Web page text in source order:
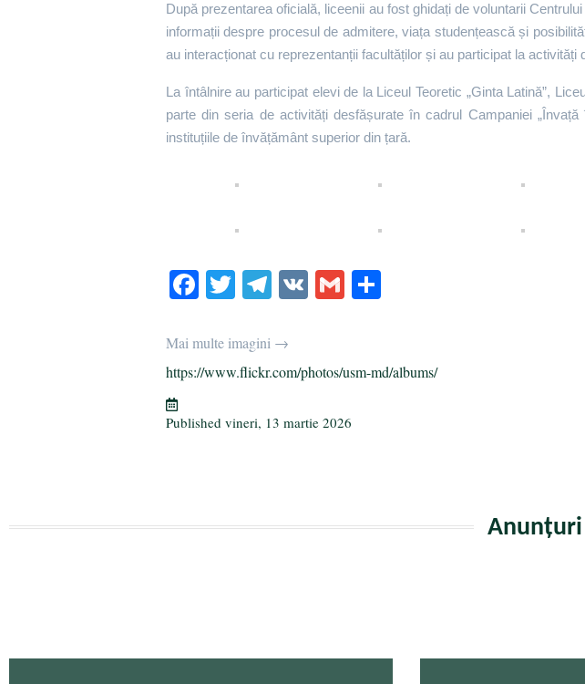
După prezentarea oficială, liceenii au fost ghidați de voluntarii
informații despre procesul de admitere, viața studențească și
au interacționat cu reprezentanții facultăților și au participat la
La întâlnire au participat elevi de la Liceul Teoretic „Ginta Latină”,
parte din seria de activități desfășurate în cadrul Campaniei
instituțiile de învățământ superior din țară.
Fa
bo
ok
T
tte
r
Te
gr
a
V G
ea
Mai multe imagini →
https://www.flickr.com/photos/usm-md/albums/
Published vineri, 13 martie 2026
Anunțuri